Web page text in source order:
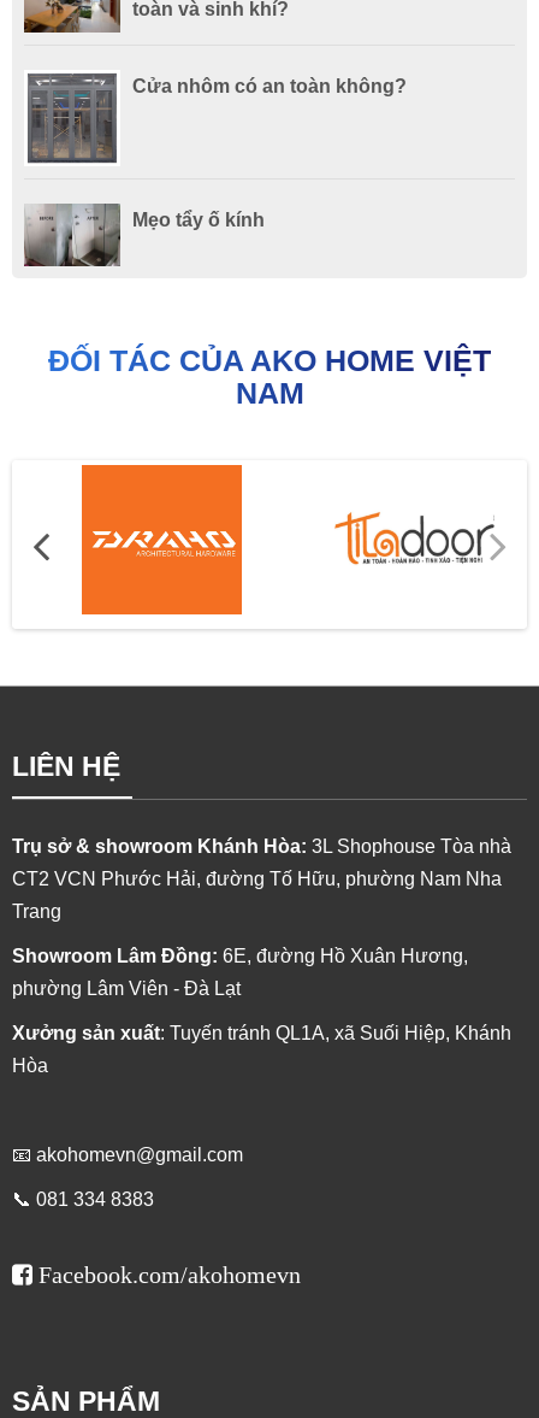
toàn và sinh khí?
Cửa nhôm có an toàn không?
Mẹo tẩy ố kính
ĐỐI TÁC CỦA AKO HOME VIỆT
NAM
LIÊN HỆ
Trụ sở & showroom Khánh Hòa: 3L Shophouse Tòa nhà
CT2 VCN Phước Hải, đường Tố Hữu, phường Nam Nha
Trang
Showroom Lâm Đồng: 6E, đường Hồ Xuân Hương,
phường Lâm Viên - Đà Lạt
Xưởng sản xuất: Tuyến tránh QL1A, xã Suối Hiệp, Khánh
Hòa
📧 akohomevn@gmail.com
📞 081 334 8383
Facebook.com/akohomevn
SẢN PHẨM